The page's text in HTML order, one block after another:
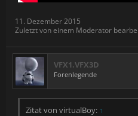
11. Dezember 2015
Zuletzt von einem Moderator
VFX1.VFX3D
Forenlegende
Zitat von virtualBoy: ↑